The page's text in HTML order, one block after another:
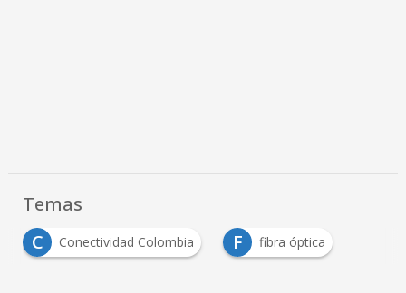
Temas
C
Conectividad Colombia F fibra óptica